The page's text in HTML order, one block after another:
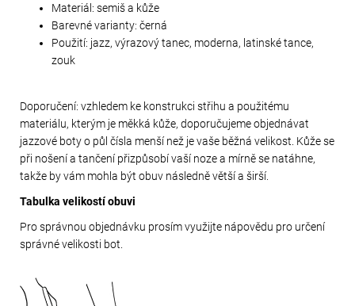
Materiál: semiš a kůže
Barevné varianty: černá
Použití: jazz, výrazový tanec, moderna, latinské tance,
zouk
Doporučení: vzhledem ke konstrukci střihu a použitému
materiálu, kterým je měkká kůže, doporučujeme objednávat
jazzové boty o půl čísla menší než je vaše běžná velikost. Kůže se
při nošení a tančení přizpůsobí vaší noze a mírně se natáhne,
takže by vám mohla být obuv následně větší a širší.
Tabulka velikostí obuvi
Pro správnou objednávku prosím využijte nápovědu pro určení
správné velikosti bot.